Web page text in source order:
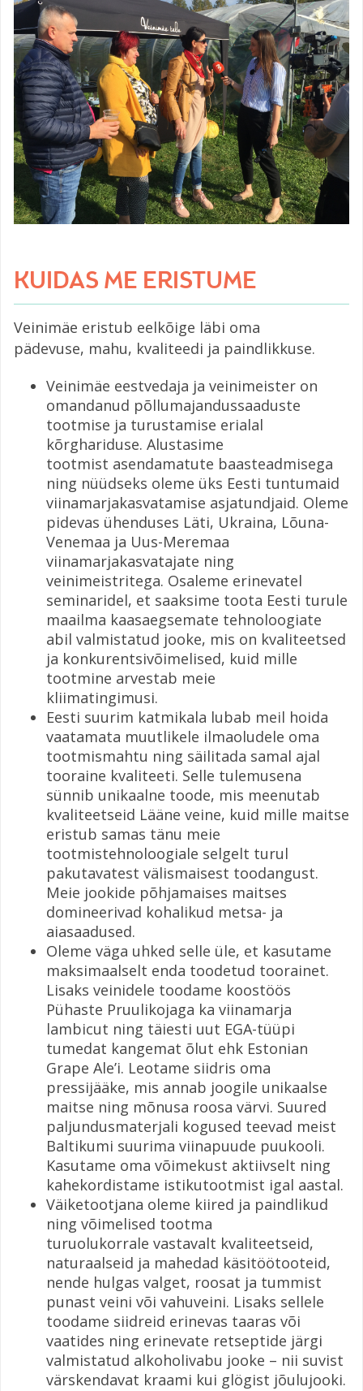
KUIDAS ME ERISTUME
Veinimäe eristub eelkõige läbi oma
pädevuse, mahu, kvaliteedi ja paindlikkuse.
Veinimäe eestvedaja ja veinimeister on
omandanud põllumajandussaaduste
tootmise ja turustamise erialal
kõrghariduse. Alustasime
tootmist asendamatute baasteadmisega
ning nüüdseks oleme üks Eesti tuntumaid
viinamarjakasvatamise asjatundjaid. Oleme
pidevas ühenduses Läti, Ukraina, Lõuna-
Venemaa ja Uus-Meremaa
viinamarjakasvatajate ning
veinimeistritega. Osaleme erinevatel
seminaridel, et saaksime toota Eesti turule
maailma kaasaegsemate tehnoloogiate
abil valmistatud jooke, mis on kvaliteetsed
ja konkurentsivõimelised, kuid mille
tootmine arvestab meie
kliimatingimusi.
Eesti suurim katmikala lubab meil hoida
vaatamata muutlikele ilmaoludele oma
tootmismahtu ning säilitada samal ajal
tooraine kvaliteeti. Selle tulemusena
sünnib unikaalne toode, mis meenutab
kvaliteetseid Lääne veine, kuid mille maitse
eristub samas tänu meie
tootmistehnoloogiale selgelt turul
pakutavatest välismaisest toodangust.
Meie jookide põhjamaises maitses
domineerivad kohalikud metsa- ja
aiasaadused.
Oleme väga uhked selle üle, et kasutame
maksimaalselt enda toodetud toorainet.
Lisaks veinidele toodame koostöös
Pühaste Pruulikojaga ka viinamarja
lambicut ning täiesti uut EGA-tüüpi
tumedat kangemat õlut ehk Estonian
Grape Ale’i. Leotame siidris oma
pressijääke, mis annab joogile unikaalse
maitse ning mõnusa roosa värvi. Suured
paljundusmaterjali kogused teevad meist
Baltikumi suurima viinapuude puukooli.
Kasutame oma võimekust aktiivselt ning
kahekordistame istikutootmist igal aastal.
Väiketootjana oleme kiired ja paindlikud
ning võimelised tootma
turuolukorrale vastavalt kvaliteetseid,
naturaalseid ja mahedad käsitöötooteid,
nende hulgas valget, roosat ja tummist
punast veini või vahuveini. Lisaks sellele
toodame siidreid erinevas taaras või
vaatides ning erinevate retseptide järgi
valmistatud alkoholivabu jooke – nii suvist
värskendavat kraami kui glögist jõulujooki.